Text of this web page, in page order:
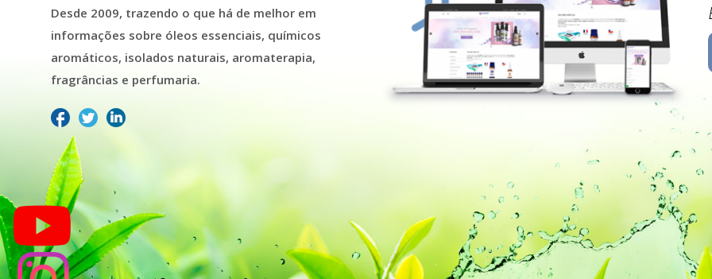
Desde 2009, trazendo o que há de melhor em
informações sobre óleos essenciais, químicos
aromáticos, isolados naturais, aromaterapia,
fragrâncias e perfumaria.